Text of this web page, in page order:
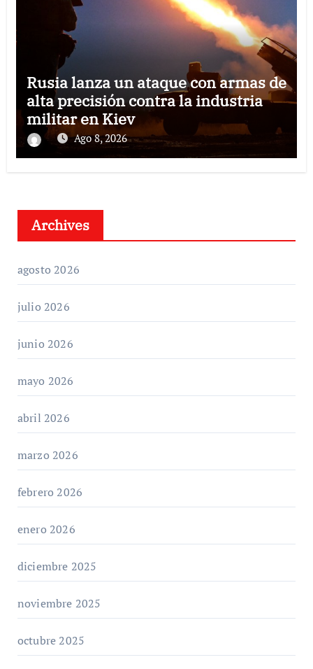
Rusia lanza un ataque con armas de
alta precisión contra la industria
militar en Kiev
Ago 8, 2026
Archives
agosto 2026
julio 2026
junio 2026
mayo 2026
abril 2026
marzo 2026
febrero 2026
enero 2026
diciembre 2025
noviembre 2025
octubre 2025